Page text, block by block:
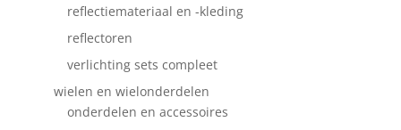
reflectiemateriaal en -kleding
reflectoren
verlichting sets compleet
wielen en wielonderdelen
onderdelen en accessoires